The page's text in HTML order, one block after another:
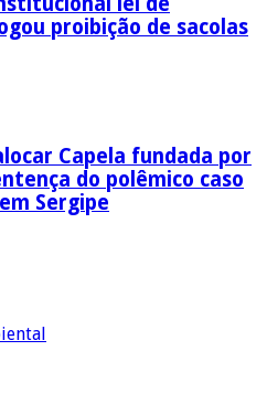
proibição de sacolas
Capela fundada por
do polêmico caso
Sergipe